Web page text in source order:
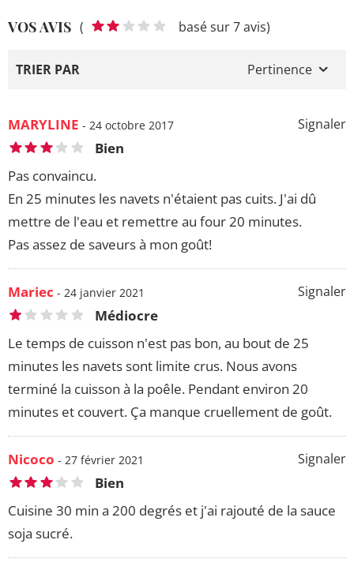
VOS AVIS ( basé sur 7 avis)
TRIER PAR Pertinence
Signaler
MARYLINE - 24 octobre 2017
Bien
Pas convaincu.
En 25 minutes les navets n'étaient pas cuits. J'ai dû
mettre de l'eau et remettre au four 20 minutes.
Pas assez de saveurs à mon goût!
Signaler
Mariec - 24 janvier 2021
Médiocre
Le temps de cuisson n'est pas bon, au bout de 25
minutes les navets sont limite crus. Nous avons
terminé la cuisson à la poêle. Pendant environ 20
minutes et couvert. Ça manque cruellement de goût.
Signaler
Nicoco - 27 février 2021
Bien
Cuisine 30 min a 200 degrés et j'ai rajouté de la sauce
soja sucré.